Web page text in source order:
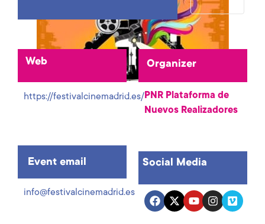
Web
https://festivalcinemadrid.es/
Event email
info@festivalcinemadrid.es
Organizer
PNR Plataforma de
Nuevos Realizadores
Social Media